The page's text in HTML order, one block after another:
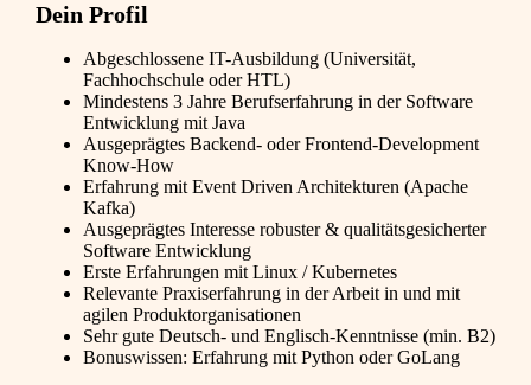
Dein Profil
Abgeschlossene IT-Ausbildung (Universität,
Fachhochschule oder HTL)
Mindestens 3 Jahre Berufserfahrung in der Software
Entwicklung mit Java
Ausgeprägtes Backend- oder Frontend-Development
Know-How
Erfahrung mit Event Driven Architekturen (Apache
Kafka)
Ausgeprägtes Interesse robuster & qualitätsgesicherter
Software Entwicklung
Erste Erfahrungen mit Linux / Kubernetes
Relevante Praxiserfahrung in der Arbeit in und mit
agilen Produktorganisationen
Sehr gute Deutsch- und Englisch-Kenntnisse (min. B2)
Bonuswissen: Erfahrung mit Python oder GoLang